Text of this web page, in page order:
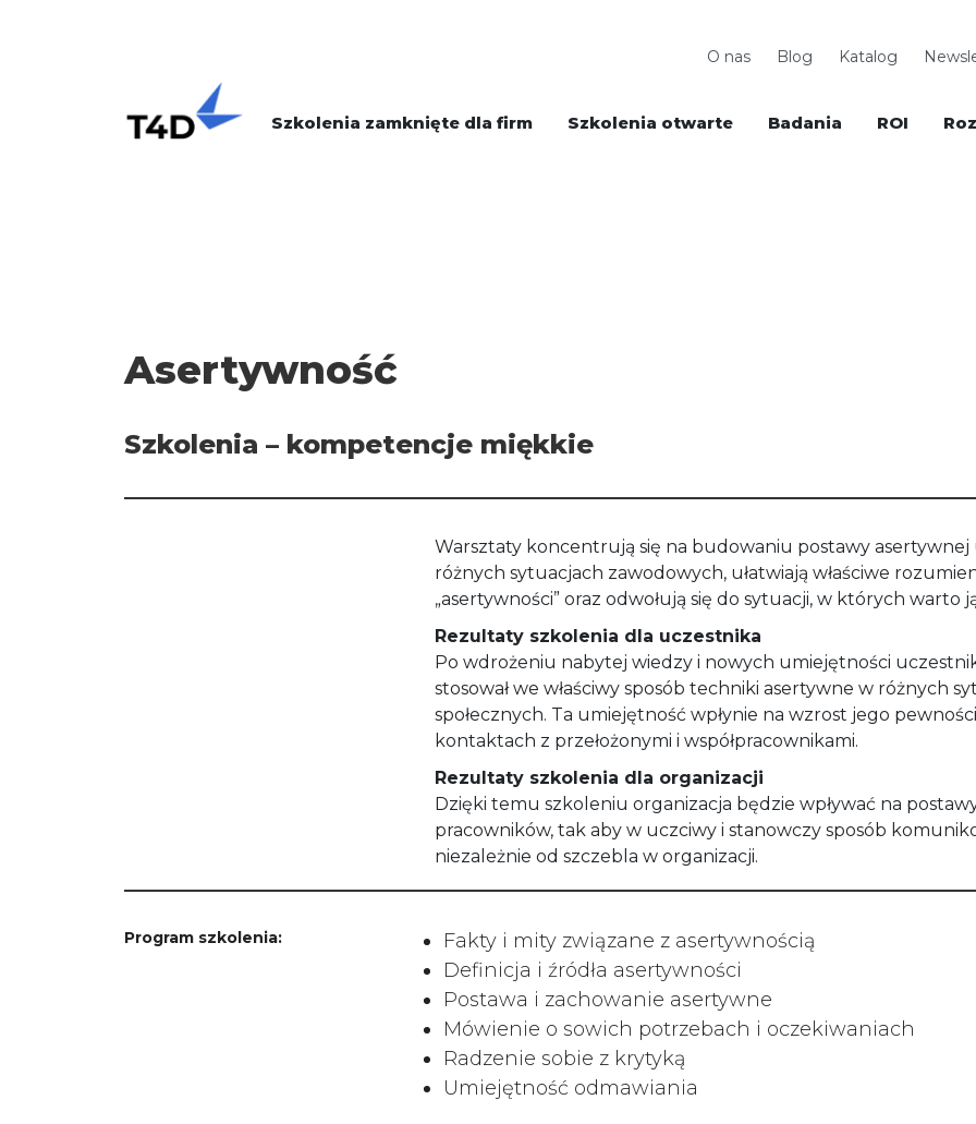
O nas Blog Katalog
Szkolenia zamknięte dla firm Szkolenia otwarte Badania ROI
Asertywność
Szkolenia – kompetencje miękkie
Warsztaty koncentrują się na budowaniu postawy
różnych sytuacjach zawodowych, ułatwiają właściwe
„asertywności” oraz odwołują się do sytuacji, w których warto
Rezultaty szkolenia dla uczestnika
Po wdrożeniu nabytej wiedzy i nowych umiejętności
stosował we właściwy sposób techniki asertywne w różnych
społecznych. Ta umiejętność wpłynie na wzrost jego
kontaktach z przełożonymi i współpracownikami.
Rezultaty szkolenia dla organizacji
Dzięki temu szkoleniu organizacja będzie wpływać na
pracowników, tak aby w uczciwy i stanowczy sposób
niezależnie od szczebla w organizacji.
Program szkolenia:
Fakty i mity związane z asertywnością
Definicja i źródła asertywności
Postawa i zachowanie asertywne
Mówienie o sowich potrzebach i oczekiwaniach
Radzenie sobie z krytyką
Umiejętność odmawiania